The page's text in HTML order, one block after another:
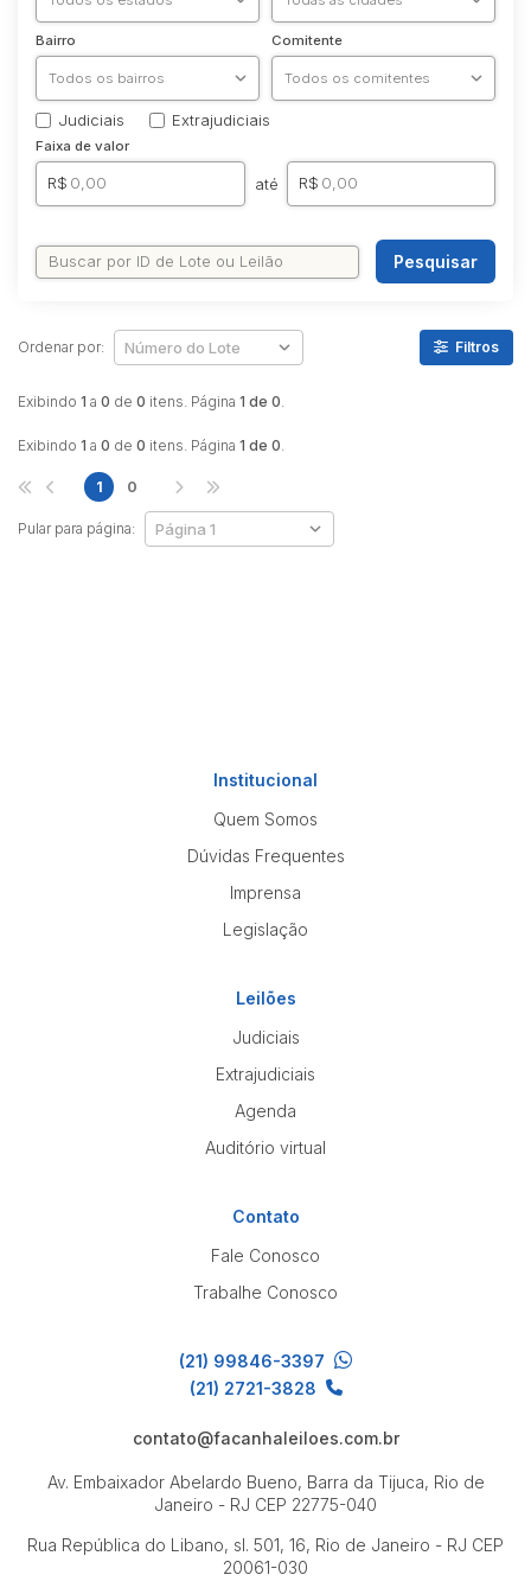
Bairro Comitente
Judiciais Extrajudiciais
Faixa de valor
R$ até R$
Pesquisar
Exibindo 1 a 0 de 0 itens. Página 1 de 0.
Ordenar por: Filtros
Exibindo 1 a 0 de 0 itens. Página 1 de 0.
Pular para página:
1 0
Institucional
Quem Somos
Dúvidas Frequentes
Imprensa
Legislação
Leilões
Judiciais
Extrajudiciais
Agenda
Auditório virtual
Contato
Fale Conosco
Trabalhe Conosco
(21) 99846-3397
(21) 2721-3828
contato@facanhaleiloes.com.br
Av. Embaixador Abelardo Bueno, Barra da Tijuca, Rio de
Janeiro - RJ CEP 22775-040
Rua República do Libano, sl. 501, 16, Rio de Janeiro - RJ CEP
20061-030